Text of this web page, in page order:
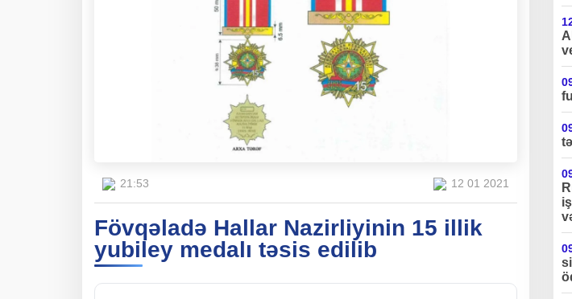
21:53 12 01 2021
Fövqəladə Hallar Nazirliyinin 15 illik
yubiley medalı təsis edilib